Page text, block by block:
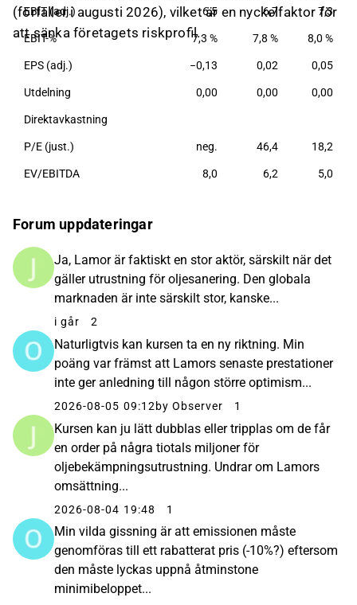
(förfaller i augusti 2026), vilket är en nyckelfaktor för
att sänka företagets riskprofil.
EBIT (adj.) 6,5 6,7 7,3
EBIT-% 7,3 % 7,8 % 8,0 %
EPS (adj.) −0,13 0,02 0,05
Utdelning 0,00 0,00 0,00
Direktavkastning
P/E (just.) neg. 46,4 18,2
EV/EBITDA 8,0 6,2 5,0
Forum uppdateringar
Ja, Lamor är faktiskt en stor aktör, särskilt när det
gäller utrustning för oljesanering. Den globala
marknaden är inte särskilt stor, kanske...
i går 2
Naturligtvis kan kursen ta en ny riktning. Min
poäng var främst att Lamors senaste prestationer
inte ger anledning till någon större optimism...
2026-08-05 09:12 by Observer 1
Kursen kan ju lätt dubblas eller tripplas om de får
en order på några tiotals miljoner för
oljebekämpningsutrustning. Undrar om Lamors
omsättning...
2026-08-04 19:48 1
Min vilda gissning är att emissionen måste
genomföras till ett rabatterat pris (-10%?) eftersom
den måste lyckas uppnå åtminstone
minimibeloppet...